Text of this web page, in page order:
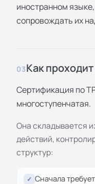
иностранном
сопровождать их
03Как
Сертификация по
многоступенчатая.
Она складывается
действий,
структур:
✓ Сначала